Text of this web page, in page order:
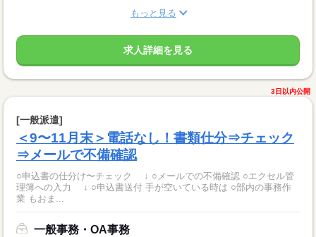
もっと見る
求人詳細を見る
3日以内公開
[一般派遣]
＜9〜11月末＞電話なし！書類仕分⇒チェック
⇒メールで不備確認
○申込書の仕分け〜チェック ↓ ○メールでの不備確認 ○エクセル管
理簿への入力 ↓ ○申込書送付 手が空いている時は ○部内の事務作
業 もおま...
一般事務・OA事務